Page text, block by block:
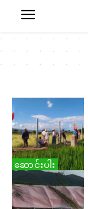
ဆောင်းပါး